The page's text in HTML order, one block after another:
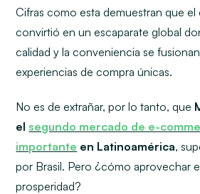
Cifras como esta demuestran que
convirtió en un escaparate global
calidad y la conveniencia se
experiencias de compra únicas.
No es de extrañar, por lo tanto, que
el segundo mercado de e-
importante en Latinoamérica,
por Brasil. Pero ¿cómo aprovechar
prosperidad?